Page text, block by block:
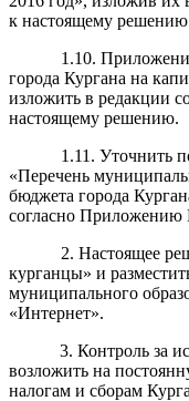
к настоящему
1.10.
города Кургана на
изложить в редакции
настоящему решению.
1.11. Уточнить
«Перечень
бюджета города
согласно
2. Настоящее
курганцы» и
муниципального
«Интернет».
3. Контроль за
возложить на
налогам и сборам